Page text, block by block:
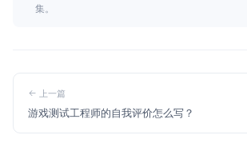
集。
上一篇
游戏测试工程师的自我评价怎么写？